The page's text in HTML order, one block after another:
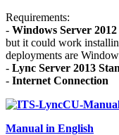
Requirements:
- Windows Server 2012
but it could work
deployments are
- Lync Server 2013
- Internet Connection
Manual in English